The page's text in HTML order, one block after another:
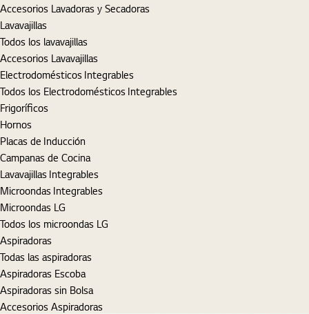
Accesorios Lavadoras y Secadoras
Lavavajillas
Todos los lavavajillas
Accesorios Lavavajillas
Electrodomésticos Integrables
Todos los Electrodomésticos Integrables
Frigoríficos
Hornos
Placas de Inducción
Campanas de Cocina
Lavavajillas Integrables
Microondas Integrables
Microondas LG
Todos los microondas LG
Aspiradoras
Todas las aspiradoras
Aspiradoras Escoba
Aspiradoras sin Bolsa
Accesorios Aspiradoras